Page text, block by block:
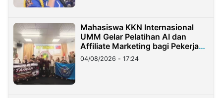
Mahasiswa KKN Internasional
UMM Gelar Pelatihan AI dan
Affiliate Marketing bagi Pekerja
Migran Indonesia di Taiwan
04/08/2026 - 17:24